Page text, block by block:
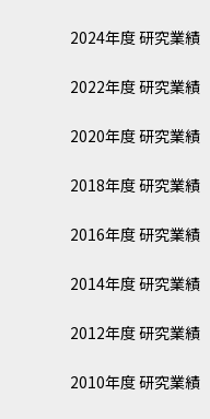
2024年度 研究業績
2022年度 研究業績
2020年度 研究業績
2018年度 研究業績
2016年度 研究業績
2014年度 研究業績
2012年度 研究業績
2010年度 研究業績